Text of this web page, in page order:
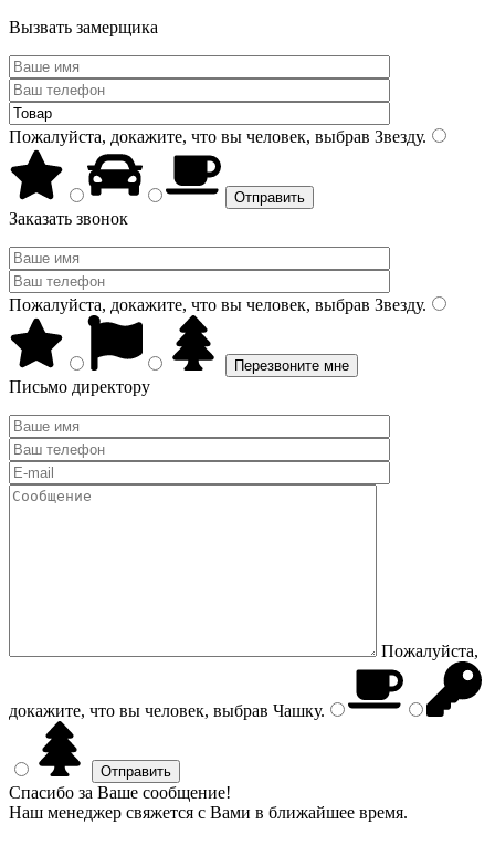
Вызвать замерщика
Пожалуйста, докажите, что вы человек, выбрав Звезду.
Заказать звонок
Пожалуйста, докажите, что вы человек, выбрав Звезду.
Письмо директору
Пожалуйста,
докажите, что вы человек, выбрав Чашку.
Спасибо за Ваше сообщение!
Наш менеджер свяжется с Вами в ближайшее время.